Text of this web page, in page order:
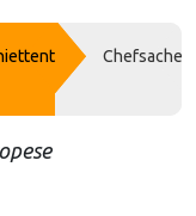
Chefsache